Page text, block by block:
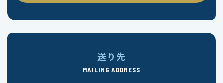
送り先
MAILING ADDRESS